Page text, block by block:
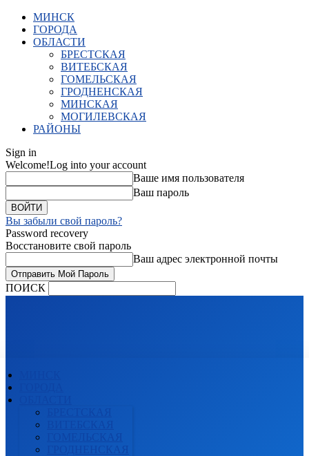
МИНСК
ГОРОДА
ОБЛАСТИ
БРЕСТСКАЯ
ВИТЕБСКАЯ
ГОМЕЛЬСКАЯ
ГРОДНЕНСКАЯ
МИНСКАЯ
МОГИЛЕВСКАЯ
РАЙОНЫ
Sign in
Welcome!Log into your account
Ваше имя пользователя
Ваш пароль
Вы забыли свой пароль?
Password recovery
Восстановите свой пароль
Ваш адрес электронной почты
ПОИСК
ГРОДНЕНСКАЯ